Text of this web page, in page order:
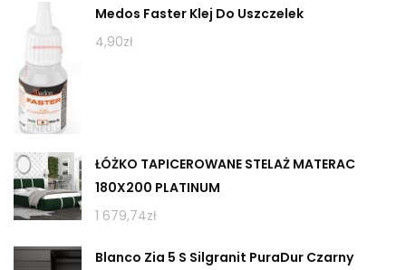
Medos Faster Klej Do Uszczelek
4,90zł
ŁÓŻKO TAPICEROWANE STELAŻ MATERAC
180X200 PLATINUM
1 679,74zł
Blanco Zia 5 S Silgranit PuraDur Czarny